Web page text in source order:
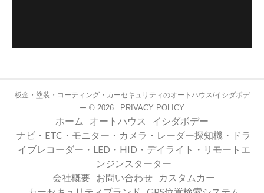
板金・塗装・コーティング・カーセキュリティのオートハウス/イシダボデ
ー © 2026. PRIVACY POLICY
ホーム オートハウス
イシダボデー
ナビ・ETC・モニター・カメラ・レーダー探知機・ドラ
イブレコーダー・LED・HID・デイライト・リモートエ
ンジンスターター
会社概要 お問い合わせ
カスタムカー